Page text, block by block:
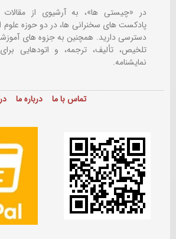
در «چیستی ها»، به آرشیوی از
پادکست های سخنرانی ها، در دو حوزه علوم
دسترسی دارید. همچنین به جزوه های
تلخیص، تألیف، ترجمه، و اتودهایی
نمایشنامه.
تماس با ما درباره ما